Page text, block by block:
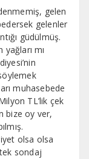
gelen
gelenler
güdülmüş.
mı
muhasebede
TL’lik çek
bize oy ver,
olsa olsa
sondaj